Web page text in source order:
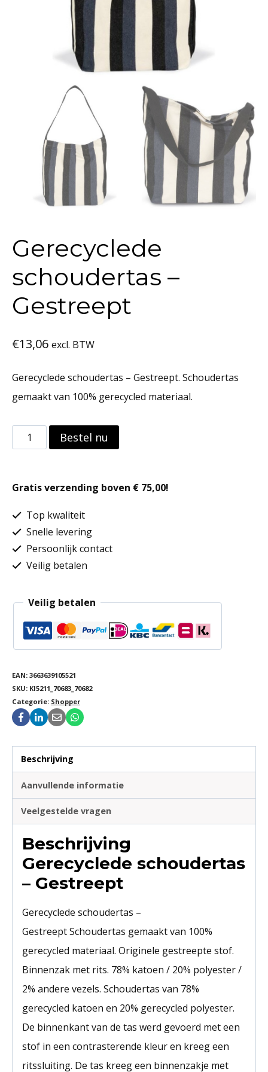
Gerecyclede
schoudertas –
Gestreept
€13,06 excl. BTW
Gerecyclede schoudertas – Gestreept. Schoudertas
gemaakt van 100% gerecycled materiaal.
Gerecyclede
schoudertas
Gestreept
aantal
Bestel nu
Gratis verzending boven € 75,00!
Top kwaliteit
Snelle levering
Persoonlijk contact
Veilig betalen
Veilig betalen
EAN: 3663639105521
SKU: KI5211_70683_70682
Categorie: Shopper
Beschrijving
Aanvullende informatie
Veelgestelde vragen
Beschrijving
Gerecyclede schoudertas
– Gestreept
Gerecyclede schoudertas –
Gestreept Schoudertas gemaakt van 100%
gerecycled materiaal. Originele gestreepte stof.
Binnenzak met rits. 78% katoen / 20% polyester /
2% andere vezels. Schoudertas van 78%
gerecycled katoen en 20% gerecycled polyester.
De binnenkant van de tas werd gevoerd met een
stof in een contrasterende kleur en kreeg een
ritssluiting. De tas kreeg een binnenzakje met